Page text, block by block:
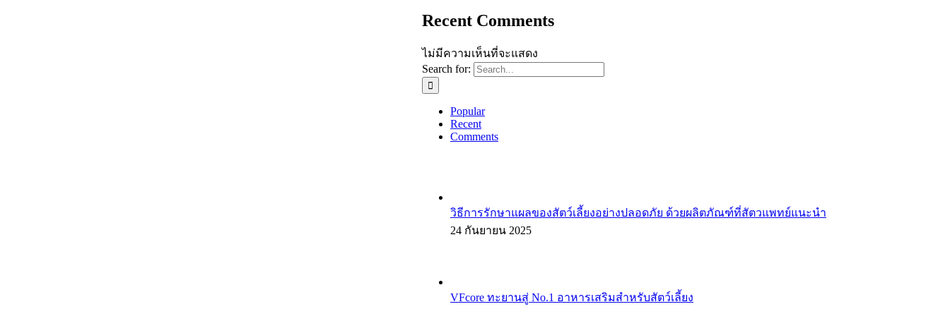
Recent Comments
ไม่มีความเห็นที่จะแสดง
Search for:
Popular
Recent
Comments
วิธีการรักษาแผลของสัตว์เลี้ยงอย่างปลอดภัย ด้วยผลิตภัณฑ์ที่สัตวแพทย์แนะนำ
24 กันยายน 2025
VFcore ทะยานสู่ No.1 อาหารเสริมสำหรับสัตว์เลี้ยง